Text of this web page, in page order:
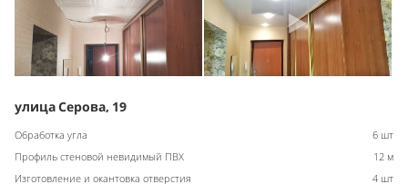
улица Серова, 19
Обработка угла
6 шт
Профиль стеновой невидимый ПВХ
12 м
Изготовление и окантовка отверстия
4 шт